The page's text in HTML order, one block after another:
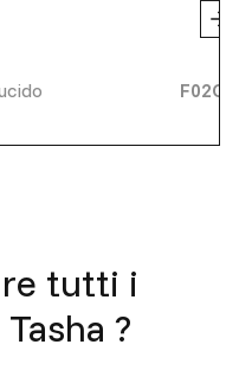
F02O
tutti i
Tasha ?